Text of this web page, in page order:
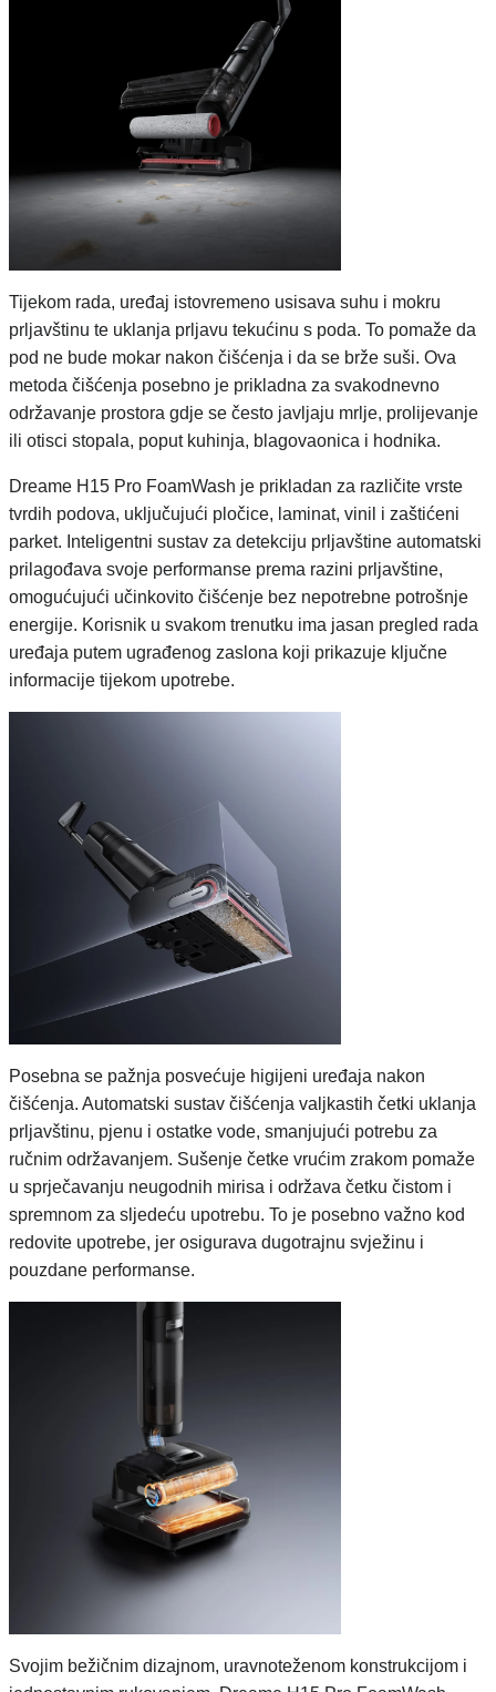
Tijekom rada, uređaj istovremeno usisava suhu i mokru
prljavštinu te uklanja prljavu tekućinu s poda. To pomaže da
pod ne bude mokar nakon čišćenja i da se brže suši. Ova
metoda čišćenja posebno je prikladna za svakodnevno
održavanje prostora gdje se često javljaju mrlje, prolijevanje
ili otisci stopala, poput kuhinja, blagovaonica i hodnika.
Dreame H15 Pro FoamWash je prikladan za različite vrste
tvrdih podova, uključujući pločice, laminat, vinil i zaštićeni
parket. Inteligentni sustav za detekciju prljavštine automatski
prilagođava svoje performanse prema razini prljavštine,
omogućujući učinkovito čišćenje bez nepotrebne potrošnje
energije. Korisnik u svakom trenutku ima jasan pregled rada
uređaja putem ugrađenog zaslona koji prikazuje ključne
informacije tijekom upotrebe.
Posebna se pažnja posvećuje higijeni uređaja nakon
čišćenja. Automatski sustav čišćenja valjkastih četki uklanja
prljavštinu, pjenu i ostatke vode, smanjujući potrebu za
ručnim održavanjem. Sušenje četke vrućim zrakom pomaže
u sprječavanju neugodnih mirisa i održava četku čistom i
spremnom za sljedeću upotrebu. To je posebno važno kod
redovite upotrebe, jer osigurava dugotrajnu svježinu i
pouzdane performanse.
Svojim bežičnim dizajnom, uravnoteženom konstrukcijom i